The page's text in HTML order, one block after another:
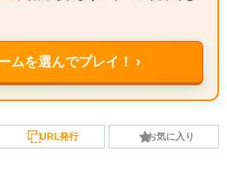
ムを選んでプレイ！ ›
URL発行 お気に入り